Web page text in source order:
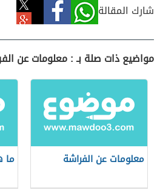
شارك المقالة
مواضيع ذات صلة بـ : معلومات عن
معلومات عن الفراشة ما